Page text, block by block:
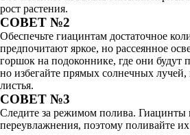
рост растения.
СОВЕТ №2
Обеспечьте гиацинтам достаточное
предпочитают яркое, но рассеянное
горшок на подоконнике, где они будут
но избегайте прямых солнечных
листья.
СОВЕТ №3
Следите за режимом полива. Гиацинты
переувлажнения, поэтому поливайте